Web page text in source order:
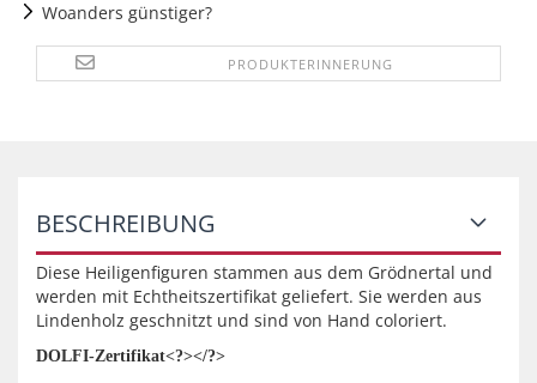
Woanders günstiger?
PRODUKTERINNERUNG
BESCHREIBUNG
Diese Heiligenfiguren stammen aus dem Grödnertal und
werden mit Echtheitszertifikat geliefert. Sie werden aus
Lindenholz geschnitzt und sind von Hand coloriert.
DOLFI-Zertifikat<?></?>